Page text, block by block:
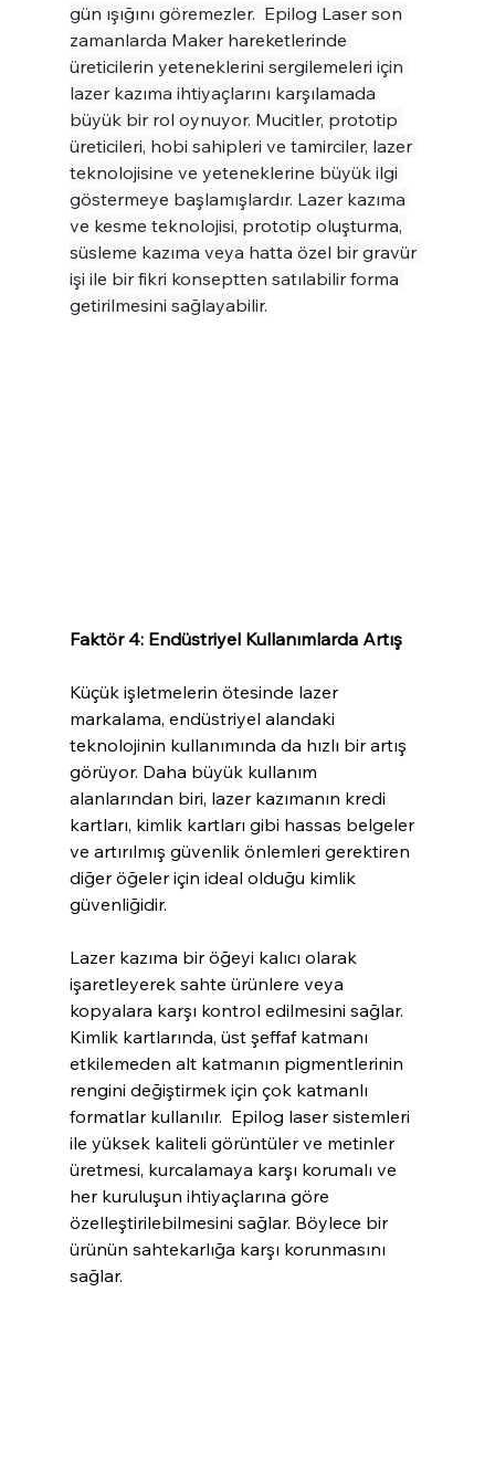
gün ışığını göremezler.  Epilog Laser son
zamanlarda Maker hareketlerinde
üreticilerin yeteneklerini sergilemeleri için
lazer kazıma ihtiyaçlarını karşılamada
büyük bir rol oynuyor. Mucitler, prototip
üreticileri, hobi sahipleri ve tamirciler, lazer
teknolojisine ve yeteneklerine büyük ilgi
göstermeye başlamışlardır. Lazer kazıma
ve kesme teknolojisi, prototip oluşturma,
süsleme kazıma veya hatta özel bir gravür
işi ile bir fikri konseptten satılabilir forma
getirilmesini sağlayabilir.
Faktör 4: Endüstriyel Kullanımlarda Artış
Küçük işletmelerin ötesinde lazer
markalama, endüstriyel alandaki
teknolojinin kullanımında da hızlı bir artış
görüyor. Daha büyük kullanım
alanlarından biri, lazer kazımanın kredi
kartları, kimlik kartları gibi hassas belgeler
ve artırılmış güvenlik önlemleri gerektiren
diğer öğeler için ideal olduğu kimlik
güvenliğidir.
Lazer kazıma bir öğeyi kalıcı olarak
işaretleyerek sahte ürünlere veya
kopyalara karşı kontrol edilmesini sağlar.
Kimlik kartlarında, üst şeffaf katmanı
etkilemeden alt katmanın pigmentlerinin
rengini değiştirmek için çok katmanlı
formatlar kullanılır.  Epilog laser sistemleri
ile yüksek kaliteli görüntüler ve metinler
üretmesi, kurcalamaya karşı korumalı ve
her kuruluşun ihtiyaçlarına göre
özelleştirilebilmesini sağlar. Böylece bir
ürünün sahtekarlığa karşı korunmasını
sağlar.